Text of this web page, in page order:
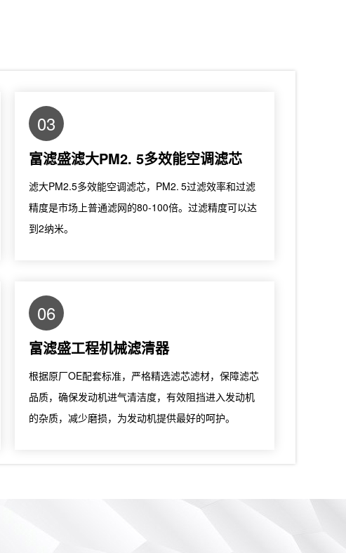
03
富滤盛滤大PM2. 5多效能空调滤芯
滤大PM2.5多效能空调滤芯，PM2. 5过滤效率和过滤
精度是市场上普通滤网的80-100倍。过滤精度可以达
到2纳米。
06
富滤盛工程机械滤清器
根据原厂OE配套标准，严格精选滤芯滤材，保障滤芯
品质，确保发动机进气清洁度，有效阻挡进入发动机
的杂质，减少磨损，为发动机提供最好的呵护。